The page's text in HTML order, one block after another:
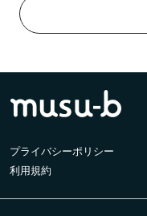
プライバシーポリシー
利用規約